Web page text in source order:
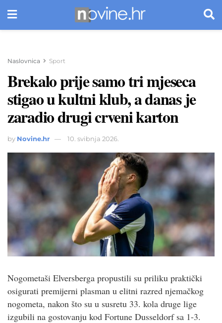
Naslovnica Sport
Brekalo prije samo tri mjeseca
stigao u kultni klub, a danas je
zaradio drugi crveni karton
by Novine.hr 10. svibnja 2026.
Nogometaši Elversberga propustili su priliku praktički
osigurati premijerni plasman u elitni razred njemačkog
nogometa, nakon što su u susretu 33. kola druge lige
izgubili na gostovanju kod Fortune Dusseldorf sa 1-3.